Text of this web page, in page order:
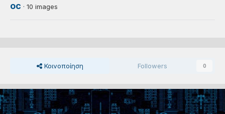
oc · 10 images
Κοινοποίηση Followers 0